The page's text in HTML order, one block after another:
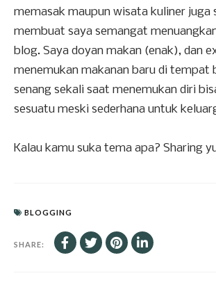
memasak maupun wisata kuliner juga
membuat saya semangat
blog. Saya doyan makan (enak), dan
menemukan makanan baru di tempat
senang sekali saat menemukan diri
sesuatu meski sederhana untuk
Kalau kamu suka tema apa? Sharing
BLOGGING
SHARE: